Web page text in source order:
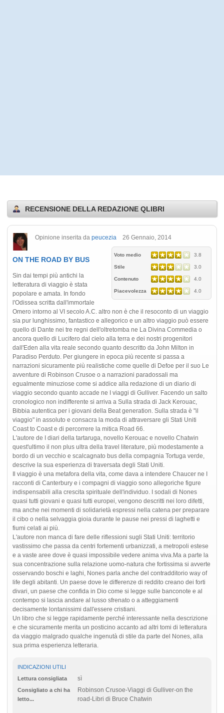
RECENSIONE DELLA REDAZIONE QLIBRI
Opinione inserita da peucezia 26 Gennaio, 2014
Voto medio 3.8
Stile 3.0
Contenuto 4.0
Piacevolezza 4.0
ON THE ROAD BY BUS
Sin dai tempi più antichi la
letteratura di viaggio è stata
popolare e amata. In fondo
l'Odissea scritta dall'immortale
Omero intorno al VI secolo A.C. altro non è che il resoconto di un viaggio
sia pur lunghissimo, fantastico e allegorico e un altro viaggio può essere
quello di Dante nei tre regni dell'oltretomba ne La Divina Commedia o
ancora quello di Lucifero dal cielo alla terra e dei nostri progenitori
dall'Eden alla vita reale secondo quanto descritto da John Milton in
Paradiso Perduto. Per giungere in epoca più recente si passa a
narrazioni sicuramente più realistiche come quelle di Defoe per il suo Le
avventure di Robinson Crusoe o a narrazioni paradossali ma
egualmente minuziose come si addice alla redazione di un diario di
viaggio secondo quanto accade ne I viaggi di Gulliver. Facendo un salto
cronologico non indifferente si arriva a Sulla strada di Jack Kerouac,
Bibbia autentica per i giovani della Beat generation. Sulla strada è "il
viaggio" in assoluto e consacra la moda di attraversare gli Stati Uniti
Coast to Coast e di percorrere la mitica Road 66.
L'autore de I diari della tartaruga, novello Kerouac e novello Chatwin
quest'ultimo il non plus ultra della travel literature, più modestamente a
bordo di un vecchio e scalcagnato bus della compagnia Tortuga verde,
descrive la sua esperienza di traversata degli Stati Uniti.
Il viaggio è una metafora della vita, come dava a intendere Chaucer ne I
racconti di Canterbury e i compagni di viaggio sono allegoriche figure
indispensabili alla crescita spirituale dell'individuo. I sodali di Nones
quasi tutti giovani e quasi tutti europei, vengono descritti nei loro difetti,
ma anche nei momenti di solidarietà espressi nella catena per preparare
il cibo o nella selvaggia gioia durante le pause nei pressi di laghetti e
fiumi celati ai più.
L'autore non manca di fare delle riflessioni sugli Stati Uniti: territorio
vastissimo che passa da centri fortementi urbanizzati, a metropoli estese
e a vaste aree dove è quasi impossibile vedere anima viva.Ma a parte la
sua concentrazione sulla relazione uomo-natura che fortissima si avverte
osservando boschi e laghi, Nones parla anche del contradditorio way of
life degli abitanti. Un paese dove le differenze di reddito creano dei forti
divari, un paese che confida in Dio come si legge sulle banconote e al
contempo si lascia andare al lusso sfrenato o a atteggiamenti
decisamente lontanissimi dall'essere cristiani.
Un libro che si legge rapidamente perché interessante nella descrizione
e che sicuramente merita un posticino accanto ad altri tomi di letteratura
da viaggio malgrado qualche ingenutà di stile da parte del Nones, alla
sua prima esperienza letteraria.
INDICAZIONI UTILI
Lettura consigliata
sì
Consigliato a chi ha
letto...
Robinson Crusoe-Viaggi di Gulliver-on the
road-Libri di Bruce Chatwin